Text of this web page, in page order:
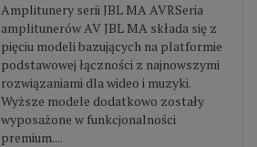
Amplitunery serii JBL MA AVRSeria
amplitunerów AV JBL MA składa się z
pięciu modeli bazujących na platformie
podstawowej łączności z najnowszymi
rozwiązaniami dla wideo i muzyki.
Wyższe modele dodatkowo zostały
wyposażone w funkcjonalności
premium....